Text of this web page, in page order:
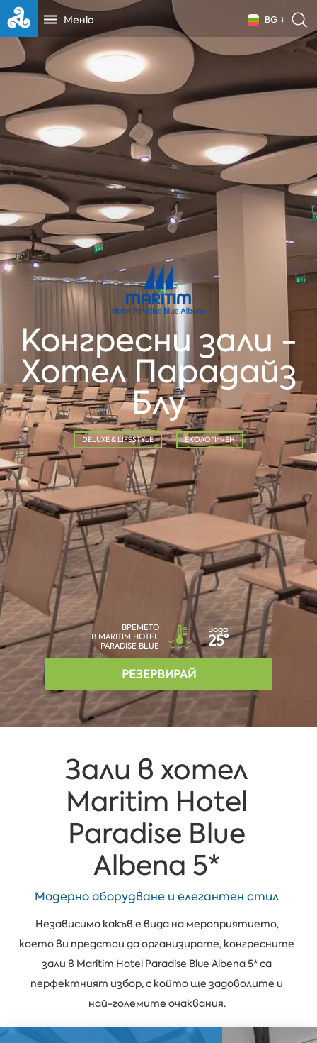
Меню BG
Конгресни зали -
Хотел Парадайз
Блу
DELUXE & LIFESTYLE ЕКОЛОГИЧЕН
ВРЕМЕТО
В MARITIM HOTEL
PARADISE BLUE
Вода
25°
РЕЗЕРВИРАЙ
Зали в хотел
Maritim Hotel
Paradise Blue
Albena 5*
Модерно оборудване и елегантен стил
Независимо какъв е вида на мероприятието,
което ви предстои да организирате, конгресните
зали в Maritim Hotel Paradise Blue Albena 5* са
перфектният избор, с който ще задоволите и
най-големите очаквания.